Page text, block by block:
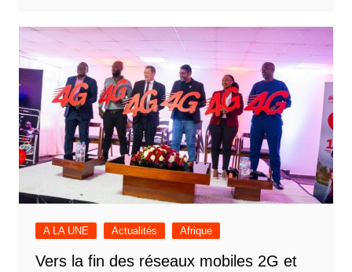
A LA UNE Actualités Afrique
Vers la fin des réseaux mobiles 2G et